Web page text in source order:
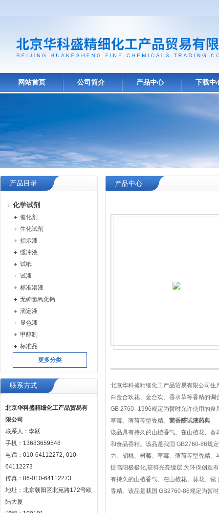
网站首页 公司简介 产品中心 下载中
产品目录
化学试剂
催化剂
生化试剂
指示液
缓冲液
试纸
试液
标准溶液
无砷氢氧化钙
滴定液
显色液
甲醇制
标准品
更多分类
联系方式
北京华科盛精细化工产品贸易有
限公司
联系人：李跃
手机：13683659548
电话：010-64112272,-010-
64112273
传真：86-010-64112273
地址：北京朝阳区北苑路172号欧
陆大厦
产品中心
北京华科盛精细化工产品贸易有限公司生
白金合欢花、金合欢、香水草等香精的
GB 2760--1996规定为暂时允许使用的食
草莓、薄荷等型香精。 茴香醛试液药典
该品具有持久的山楂香气。在山楂花、
和食品香精。该品是我国 GB2760-86规
力、胡桃、树莓、草莓、薄荷等型香精
提高阳极极化,获得光亮镀层,为环保创造
有持久的山楂香气。在山楂花、葵花、
香精。该品是我国 GB2760-86规定为暂